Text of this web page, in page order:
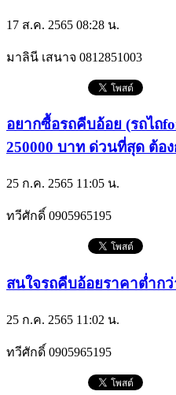
17 ส.ค. 2565 08:28 น.
มาลินี เสนาจ 0812851003
อยากซื้อรถคีบอ้อย (รถไถ
250000 บาท ด่วนที่สุด ต้อ
25 ก.ค. 2565 11:05 น.
ทวีศักดิ์ 0905965195
สนใจรถคีบอ้อยราคาต่ำกว่
25 ก.ค. 2565 11:02 น.
ทวีศักดิ์ 0905965195